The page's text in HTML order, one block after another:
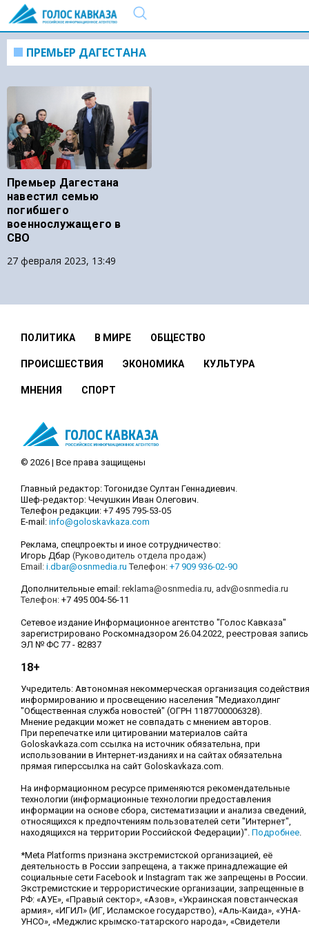
ПРЕМЬЕР ДАГЕСТАНА
Премьер Дагестана
навестил семью
погибшего
военнослужащего в
СВО
27 февраля 2023, 13:49
ПОЛИТИКА В МИРЕ ОБЩЕСТВО
ПРОИСШЕСТВИЯ ЭКОНОМИКА КУЛЬТУРА
МНЕНИЯ СПОРТ
© 2026 | Все права защищены
Главный редактор: Тогонидзе Султан Геннадиевич.
Шеф-редактор: Чечушкин Иван Олегович.
Телефон редакции: +7 495 795-53-05
E-mail: info@goloskavkaza.com
Реклама, спецпроекты и иное сотрудничество:
Игорь Дбар (Руководитель отдела продаж)
Email: i.dbar@osnmedia.ru Телефон: +7 909 936-02-90
Дополнительные email: reklama@osnmedia.ru, adv@osnmedia.ru
Телефон: +7 495 004-56-11
Сетевое издание Информационное агентство "Голос Кавказа"
зарегистрировано Роскомнадзором 26.04.2022, реестровая запись
ЭЛ № ФС 77 - 82837
18+
Учредитель: Автономная некоммерческая организация содействия
информированию и просвещению населения "Медиахолдинг
"Общественная служба новостей" (ОГРН 1187700006328).
Мнение редакции может не совпадать с мнением авторов.
При перепечатке или цитировании материалов сайта
Goloskavkaza.com ссылка на источник обязательна, при
использовании в Интернет-изданиях и на сайтах обязательна
прямая гиперссылка на сайт Goloskavkaza.com.
На информационном ресурсе применяются рекомендательные
технологии (информационные технологии предоставления
информации на основе сбора, систематизации и анализа сведений,
относящихся к предпочтениям пользователей сети "Интернет",
находящихся на территории Российской Федерации)". Подробнее.
*Meta Platforms признана экстремистской организацией, её
деятельность в России запрещена, а также принадлежащие ей
социальные сети Facebook и Instagram так же запрещены в России.
Экстремистские и террористические организации, запрещенные в
РФ: «АУЕ», «Правый сектор», «Азов», «Украинская повстанческая
армия», «ИГИЛ» (ИГ, Исламское государство), «Аль-Каида», «УНА-
УНСО», «Меджлис крымско-татарского народа», «Свидетели